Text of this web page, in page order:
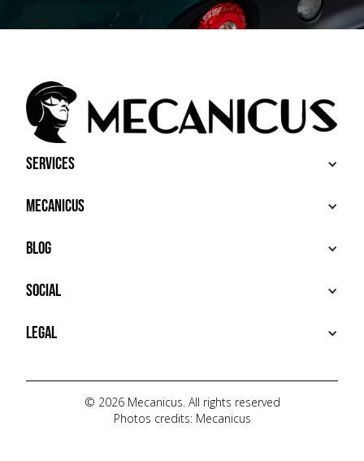
Services
BUY
SELL
ADDITIONAL SERVICES
Mecanicus
ABOUT
HOUSE MECANICUS
CONTACT
Blog
NEWS
VIDÉOS
Social
INSTAGRAM
TIKTOK
YOUTUBE
Legal
PRIVACY POLICY
© 2026 Mecanicus. All rights reserved
Photos credits: Mecanicus